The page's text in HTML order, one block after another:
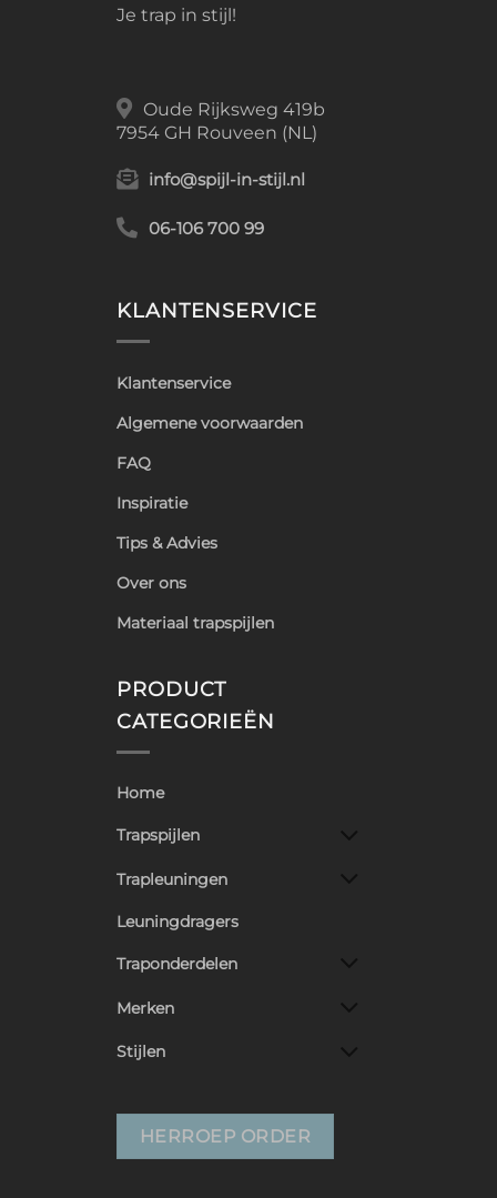
Je trap in stijl!
Oude Rijksweg 419b
7954 GH Rouveen (NL)
info@spijl-in-stijl.nl
06-106 700 99
KLANTENSERVICE
Klantenservice
Algemene voorwaarden
FAQ
Inspiratie
Tips & Advies
Over ons
Materiaal trapspijlen
PRODUCT
CATEGORIEËN
Home
Trapspijlen
Trapleuningen
Leuningdragers
Traponderdelen
Merken
Stijlen
HERROEP ORDER